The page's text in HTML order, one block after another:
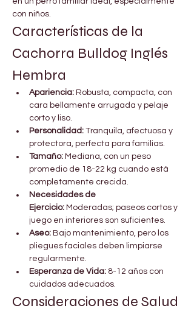
con niños.
Características de la
Cachorra Bulldog Inglés
Hembra
Apariencia: Robusta, compacta, con
cara bellamente arrugada y pelaje
corto y liso.
Personalidad: Tranquila, afectuosa y
protectora, perfecta para familias.
Tamaño: Mediana, con un peso
promedio de 18-22 kg cuando está
completamente crecida.
Necesidades de
Ejercicio: Moderadas; paseos cortos y
juego en interiores son suficientes.
Aseo: Bajo mantenimiento, pero los
pliegues faciales deben limpiarse
regularmente.
Esperanza de Vida: 8-12 años con
cuidados adecuados.
Consideraciones de Salud